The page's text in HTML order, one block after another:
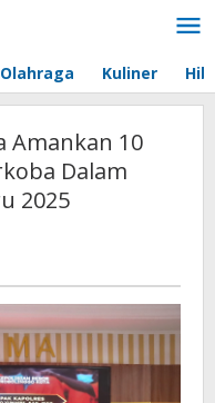
Olahraga Kuliner
Amankan 10
Dalam
2025